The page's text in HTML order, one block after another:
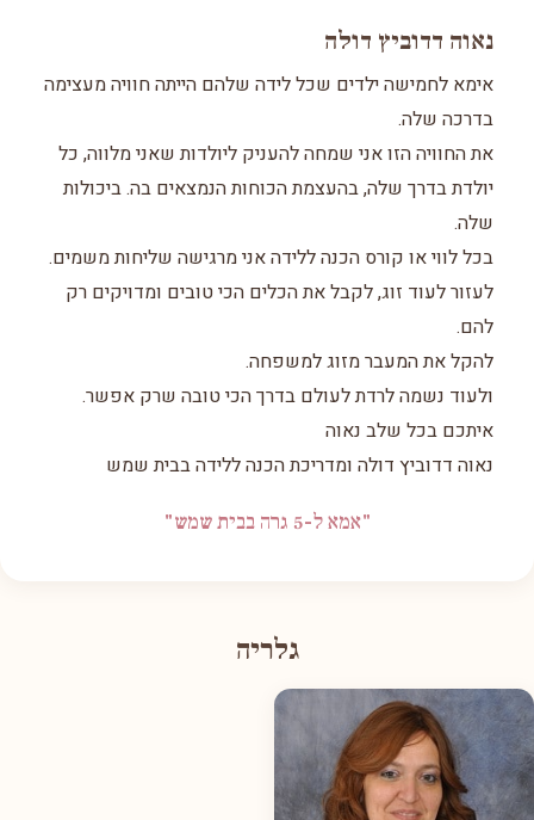
נאוה דדוביץ דולה
אימא לחמישה ילדים שכל לידה שלהם הייתה חוויה מעצימה
בדרכה שלה.
את החוויה הזו אני שמחה להעניק ליולדות שאני מלווה, כל
יולדת בדרך שלה, בהעצמת הכוחות הנמצאים בה. ביכולות
שלה.
בכל לווי או קורס הכנה ללידה אני מרגישה שליחות משמים.
לעזור לעוד זוג, לקבל את הכלים הכי טובים ומדויקים רק
להם.
להקל את המעבר מזוג למשפחה.
ולעוד נשמה לרדת לעולם בדרך הכי טובה שרק אפשר.
איתכם בכל שלב נאוה
נאוה דדוביץ דולה ומדריכת הכנה ללידה בבית שמש
"אמא ל-5 גרה בבית שמש"
גלריה